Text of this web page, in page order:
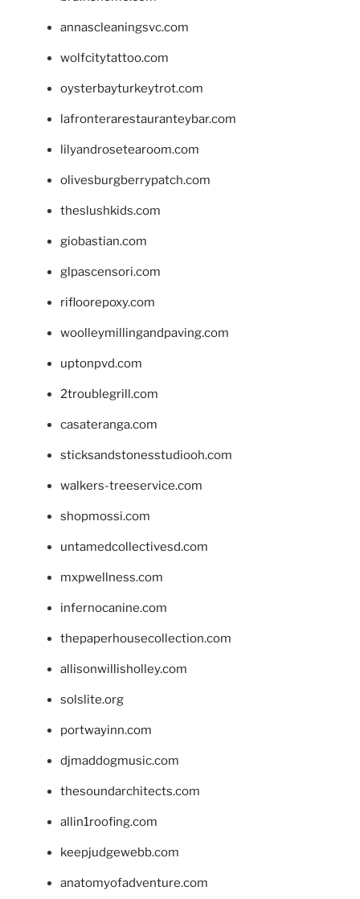
annascleaningsvc.com
wolfcitytattoo.com
oysterbayturkeytrot.com
lafronterarestauranteybar.com
lilyandrosetearoom.com
olivesburgberrypatch.com
theslushkids.com
giobastian.com
glpascensori.com
rifloorepoxy.com
woolleymillingandpaving.com
uptonpvd.com
2troublegrill.com
casateranga.com
sticksandstonesstudiooh.com
walkers-treeservice.com
shopmossi.com
untamedcollectivesd.com
mxpwellness.com
infernocanine.com
thepaperhousecollection.com
allisonwillisholley.com
solslite.org
portwayinn.com
djmaddogmusic.com
thesoundarchitects.com
allin1roofing.com
keepjudgewebb.com
anatomyofadventure.com